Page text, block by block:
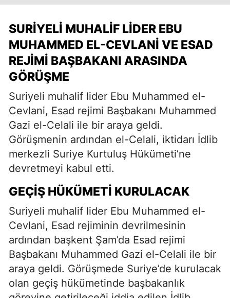
SURIYELI MUHALIF LIDER EBU
MUHAMMED EL-CEVLANI VE ESAD
REJIMI BAŞBAKANI ARASINDA
GÖRÜŞME
Suriyeli muhalif lider Ebu Muhammed el-
Cevlani, Esad rejimi Başbakanı Muhammed
Gazi el-Celali ile bir araya geldi.
Görüşmenin ardından el-Celali, iktidarı İdlib
merkezli Suriye Kurtuluş Hükümeti’ne
devretmeyi kabul etti.
GEÇIŞ HÜKÜMETI KURULACAK
Suriyeli muhalif lider Ebu Muhammed el-
Cevlani, Esad rejiminin devrilmesinin
ardından başkent Şam’da Esad rejimi
Başbakanı Muhammed Gazi el-Celali ile bir
araya geldi. Görüşmede Suriye’de kurulacak
olan geçiş hükümetinde başbakanlık